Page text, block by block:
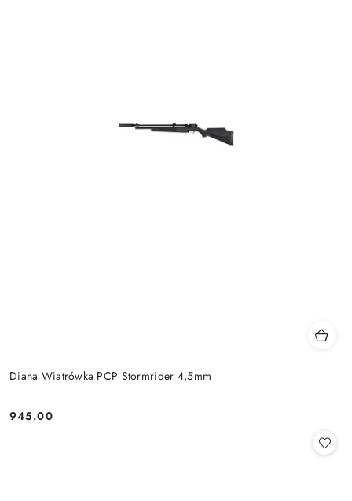
Diana Wiatrówka PCP Stormrider 4,5mm
Cena:
945.00